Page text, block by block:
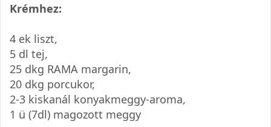
Krémhez:
4 ek liszt,
5 dl tej,
25 dkg RAMA margarin,
20 dkg porcukor,
2-3 kiskanál konyakmeggy-aroma,
1 ü (7dl) magozott meggy